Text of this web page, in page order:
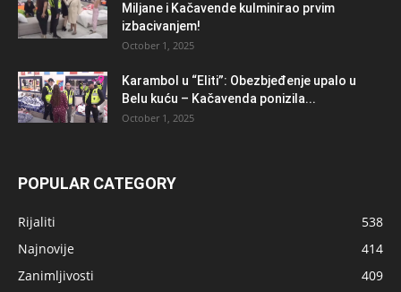
Miljane i Kačavende kulminirao prvim
izbacivanjem!
October 1, 2025
Karambol u “Eliti”: Obezbjeđenje upalo u
Belu kuću – Kačavenda ponizila...
October 1, 2025
POPULAR CATEGORY
Rijaliti
538
Najnovije
414
Zanimljivosti
409